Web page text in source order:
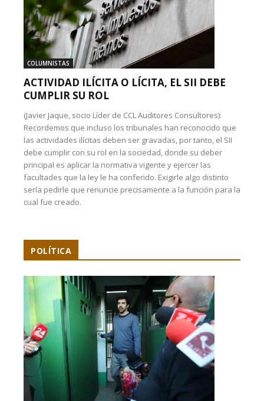
COLUMNISTAS
ACTIVIDAD ILÍCITA O LÍCITA, EL SII DEBE
CUMPLIR SU ROL
(Javier Jaque, socio Líder de CCL Auditores Consultores):
Recordemos que incluso los tribunales han reconocido que
las actividades ilícitas deben ser gravadas, por tanto, el SII
debe cumplir con su rol en la sociedad, donde su deber
principal es aplicar la normativa vigente y ejercer las
facultades que la ley le ha conferido. Exigirle algo distinto
sería pedirle que renuncie precisamente a la función para la
cual fue creado.
POLÍTICA